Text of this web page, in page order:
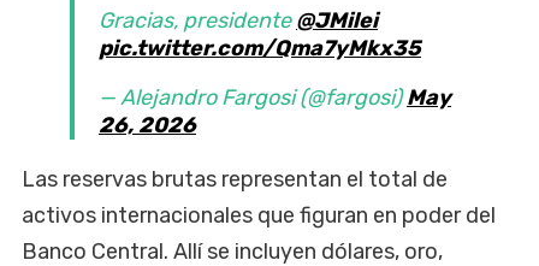
Gracias, presidente@JMilei
pic.twitter.com/Qma7yMkx35
— Alejandro Fargosi (@fargosi)May
26, 2026
Las reservas brutas representan el total de
activos internacionales que figuran en poder del
Banco Central. Allí se incluyen dólares, oro,